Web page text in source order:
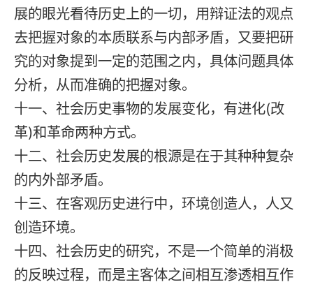
展的眼光看待历史上的一切，用辩证法的观点
去把握对象的本质联系与内部矛盾，又要把研
究的对象提到一定的范围之内，具体问题具体
分析，从而准确的把握对象。
十一、社会历史事物的发展变化，有进化(改
革)和革命两种方式。
十二、社会历史发展的根源是在于其种种复杂
的内外部矛盾。
十三、在客观历史进行中，环境创造人，人又
创造环境。
十四、社会历史的研究，不是一个简单的消极
的反映过程，而是主客体之间相互渗透相互作